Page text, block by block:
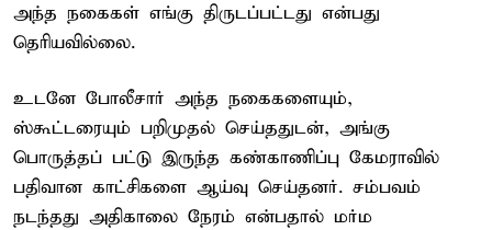
அந்த நகைகள் எங்கு திருடப்பட்டது என்பது
தெரியவில்லை.
உடனே போலீசார் அந்த நகைகளையும்,
ஸ்கூட்டரையும் பறிமுதல் செய்ததுடன், அங்கு
பொருத்தப் பட்டு இருந்த கண்காணிப்பு கேமராவில்
பதிவான காட்சிகளை ஆய்வு செய்தனர். சம்பவம்
நடந்தது அதிகாலை நேரம் என்பதால் மர்ம